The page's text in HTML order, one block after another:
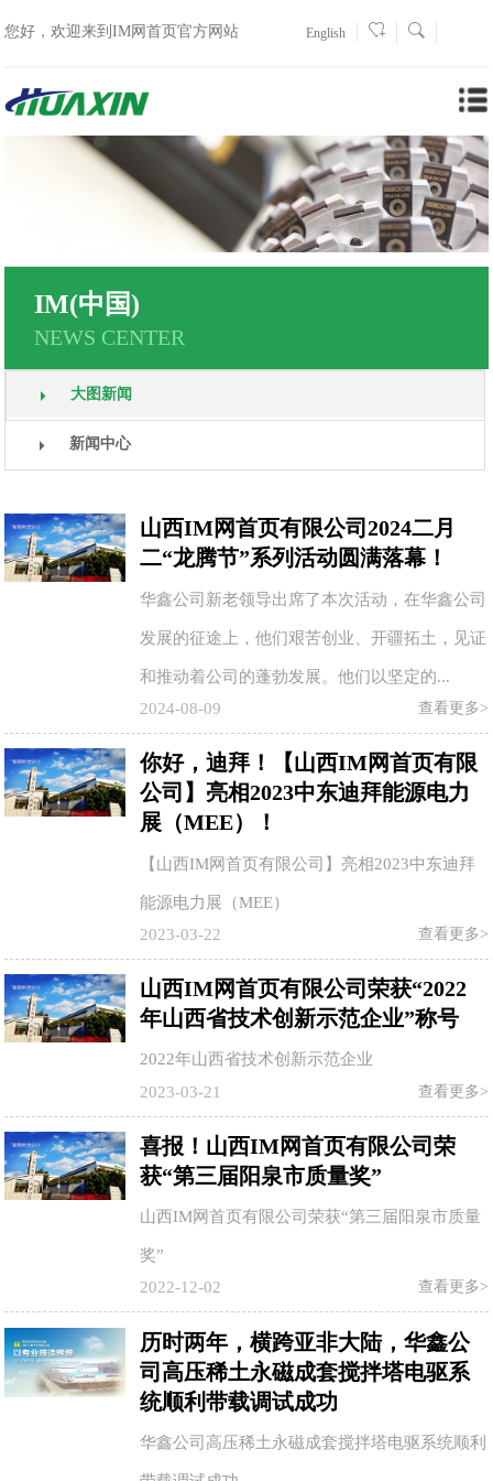
您好，欢迎来到IM网首页官方网站 English
IM(中国)
NEWS CENTER
大图新闻
新闻中心
山西IM网首页有限公司2024二月
二“龙腾节”系列活动圆满落幕！
华鑫公司新老领导出席了本次活动，在华鑫公司
发展的征途上，他们艰苦创业、开疆拓土，见证
和推动着公司的蓬勃发展。他们以坚定的...
查看更多>
2024-08-09
你好，迪拜！【山西IM网首页有限
公司】亮相2023中东迪拜能源电力
展（MEE）！
【山西IM网首页有限公司】亮相2023中东迪拜
能源电力展（MEE）
查看更多>
2023-03-22
山西IM网首页有限公司荣获“2022
年山西省技术创新示范企业”称号
2022年山西省技术创新示范企业
查看更多>
2023-03-21
喜报！山西IM网首页有限公司荣
获“第三届阳泉市质量奖”
山西IM网首页有限公司荣获“第三届阳泉市质量
奖”
查看更多>
2022-12-02
历时两年，横跨亚非大陆，华鑫公
司高压稀土永磁成套搅拌塔电驱系
统顺利带载调试成功
华鑫公司高压稀土永磁成套搅拌塔电驱系统顺利